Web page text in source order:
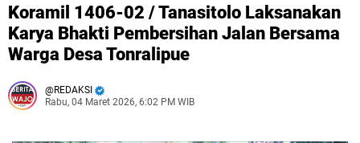
Koramil 1406-02 / Tanasitolo Laksanakan
Karya Bhakti Pembersihan Jalan Bersama
Warga Desa Tonralipue
REDAKSI
Rabu, 04 Maret 2026, 6:02 PM WIB